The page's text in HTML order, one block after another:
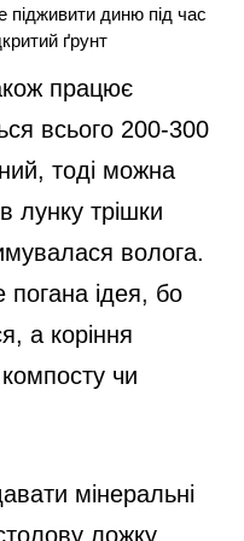
диню під час
ґрунт
працює
всього 200-300
тоді можна
лунку трішки
волога.
погана ідея, бо
а коріння
чи
мінеральні
ложку